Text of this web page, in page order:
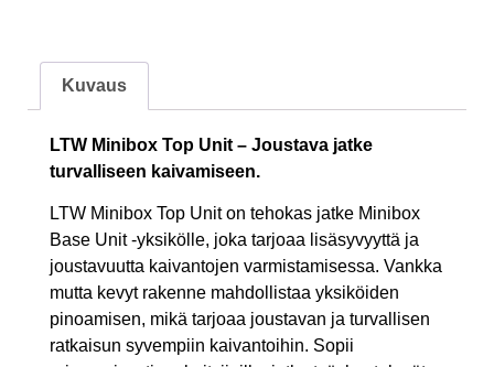
Kuvaus
LTW Minibox Top Unit – Joustava jatke
turvalliseen kaivamiseen.
LTW Minibox Top Unit on tehokas jatke Minibox
Base Unit -yksikölle, joka tarjoaa lisäsyvyyttä ja
joustavuutta kaivantojen varmistamisessa. Vankka
mutta kevyt rakenne mahdollistaa yksiköiden
pinoamisen, mikä tarjoaa joustavan ja turvallisen
ratkaisun syvempiin kaivantoihin. Sopii